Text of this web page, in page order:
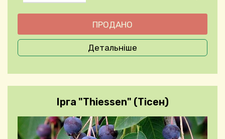
Детальніше
Ірга "Thiessen" (Тісен)